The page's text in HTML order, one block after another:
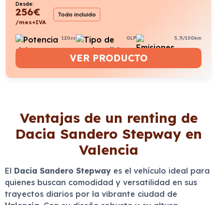
Desde:
256€
/mes+IVA
Todo incluido
120cv GLP 5,7l/100km
VER PRODUCTO
Ventajas de un renting de
Dacia Sandero Stepway en
Valencia
El Dacia Sandero Stepway es el vehículo ideal para
quienes buscan comodidad y versatilidad en sus
trayectos diarios por la vibrante ciudad de